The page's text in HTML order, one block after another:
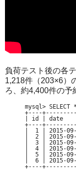
負荷テスト後の各
1,218件（203×6）
ろ、約4,400件の予
mysql>
+----
| id | date
+----
|  1 | 2015-
|  2 | 2015-
|  3 | 2015-
|  4 | 2015-
|  5 | 2015-
|  6 | 2015-
+----